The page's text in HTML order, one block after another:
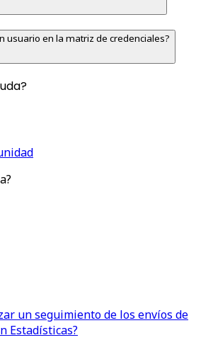
usuario en la matriz de credenciales?
un seguimiento de los envíos de
Estadísticas?